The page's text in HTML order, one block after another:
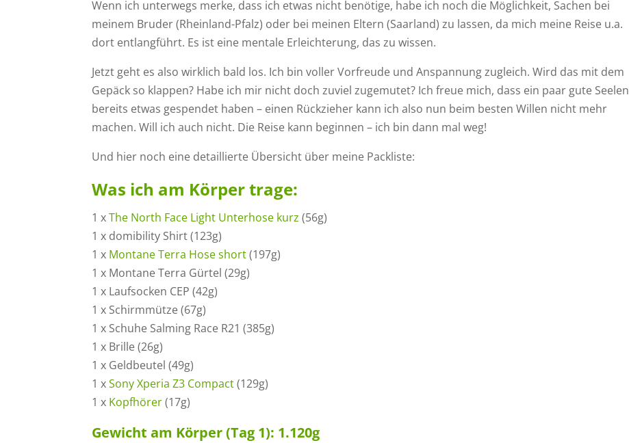
Wenn ich unterwegs merke, dass ich etwas nicht benötige, habe ich noch die Möglichkeit, Sachen bei
meinem Bruder (Rheinland-Pfalz) oder bei meinen Eltern (Saarland) zu lassen, da mich meine Reise u.a.
dort entlangführt. Es ist eine mentale Erleichterung, das zu wissen.
Jetzt geht es also wirklich bald los. Ich bin voller Vorfreude und Anspannung zugleich. Wird das mit dem
Gepäck so klappen? Habe ich mir nicht doch zuviel zugemutet? Ich freue mich, dass ein paar gute Seelen
bereits etwas gespendet haben – einen Rückzieher kann ich also nun beim besten Willen nicht mehr
machen. Will ich auch nicht. Die Reise kann beginnen – ich bin dann mal weg!
Und hier noch eine detaillierte Übersicht über meine Packliste:
Was ich am Körper trage:
1 xThe North Face Light Unterhose kurz (56g)
1 x domibility Shirt (123g)
1 x Montane Terra Hose short(197g)
1 x Montane Terra Gürtel (29g)
1 x Laufsocken CEP (42g)
1 x Schirmmütze (67g)
1 x Schuhe Salming Race R21 (385g)
1 x Brille (26g)
1 x Geldbeutel (49g)
1 xSony Xperia Z3 Compact(129g)
1 x Kopfhörer(17g)
Gewicht am Körper (Tag 1): 1.120g